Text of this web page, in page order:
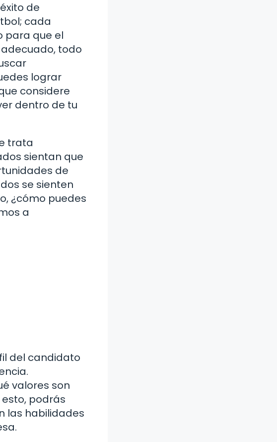
de
cada
para que el
todo
lograr
considere
dentro de tu
trata
sientan que
de
se sienten
¿cómo puedes
a
del candidato
valores son
podrás
las habilidades